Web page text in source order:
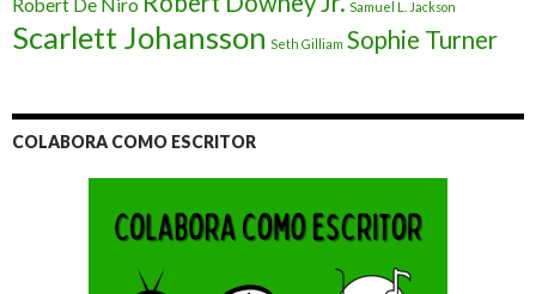
Robert De Niro Samuel L. Jackson
Scarlett Johansson Seth Gilliam Sophie Turner
COLABORA COMO ESCRITOR